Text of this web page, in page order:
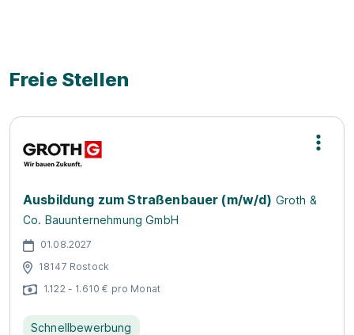
Freie Stellen
Ausbildung zum Straßenbauer (m/w/d) Groth &
Co. Bauunternehmung GmbH
01.08.2027
18147 Rostock
1.122 - 1.610 € pro Monat
Schnellbewerbung